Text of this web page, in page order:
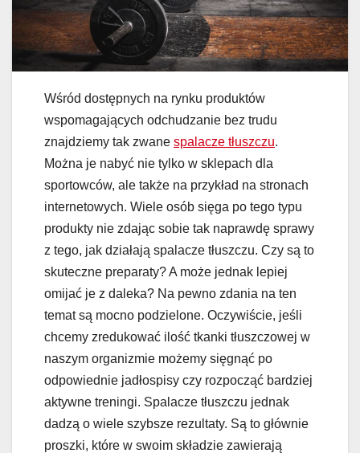
Wśród dostępnych na rynku produktów
wspomagających odchudzanie bez trudu
znajdziemy tak zwane spalacze tłuszczu.
Można je nabyć nie tylko w sklepach dla
sportowców, ale także na przykład na stronach
internetowych. Wiele osób sięga po tego typu
produkty nie zdając sobie tak naprawdę sprawy
z tego, jak działają spalacze tłuszczu. Czy są to
skuteczne preparaty? A może jednak lepiej
omijać je z daleka? Na pewno zdania na ten
temat są mocno podzielone. Oczywiście, jeśli
chcemy zredukować ilość tkanki tłuszczowej w
naszym organizmie możemy sięgnąć po
odpowiednie jadłospisy czy rozpocząć bardziej
aktywne treningi. Spalacze tłuszczu jednak
dadzą o wiele szybsze rezultaty. Są to głównie
proszki, które w swoim składzie zawierają